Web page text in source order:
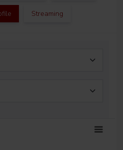
Streaming